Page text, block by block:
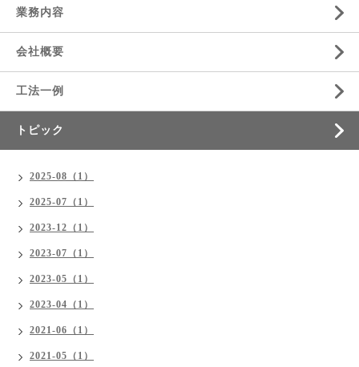
業務内容
会社概要
工法一例
トピック
2025-08（1）
2025-07（1）
2023-12（1）
2023-07（1）
2023-05（1）
2023-04（1）
2021-06（1）
2021-05（1）